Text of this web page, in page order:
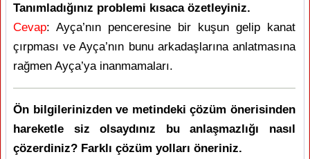
Tanımladığınız problemi kısaca özetleyiniz.
Cevap: Ayça’nın penceresine bir kuşun gelip kanat
çırpması ve Ayça’nın bunu arkadaşlarına anlatmasına
rağmen Ayça’ya inanmamaları.
Ön bilgilerinizden ve metindeki çözüm önerisinden
hareketle siz olsaydınız bu anlaşmazlığı nasıl
çözerdiniz? Farklı çözüm yolları öneriniz.